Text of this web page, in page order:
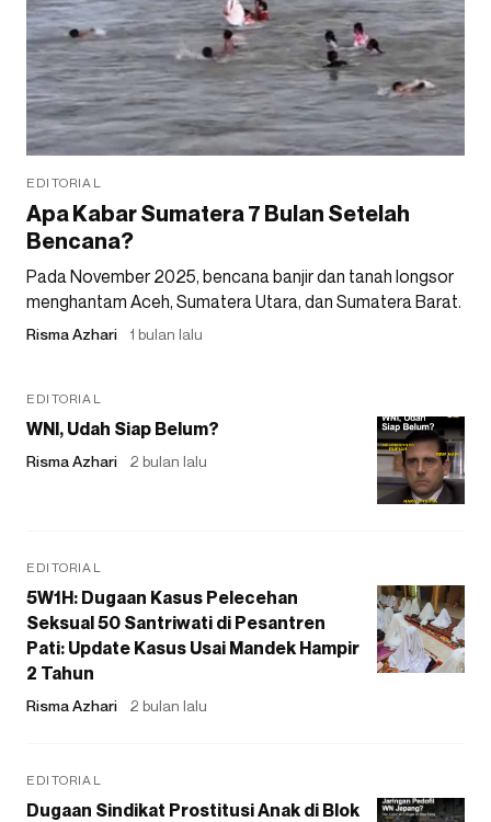
EDITORIAL
Apa Kabar Sumatera 7 Bulan Setelah
Bencana?
Pada November 2025, bencana banjir dan tanah longsor
menghantam Aceh, Sumatera Utara, dan Sumatera Barat.
Risma Azhari 1 bulan lalu
EDITORIAL
WNI, Udah Siap Belum?
Risma Azhari 2 bulan lalu
EDITORIAL
5W1H: Dugaan Kasus Pelecehan
Seksual 50 Santriwati di Pesantren
Pati: Update Kasus Usai Mandek Hampir
2 Tahun
Risma Azhari 2 bulan lalu
EDITORIAL
Dugaan Sindikat Prostitusi Anak di Blok